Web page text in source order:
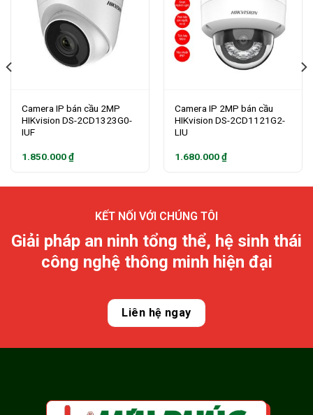
Camera IP bán cầu 2MP
HIKvision DS-2CD1323G0-
IUF
1.850.000₫
Camera IP 2MP bán cầu
HIKvision DS-2CD1121G2-
LIU
1.680.000₫
KẾT NỐI VỚI CHÚNG TÔI
Giải pháp an ninh tổng thể, hệ sinh thái
công nghệ thông minh hiện đại
Liên hệ ngay